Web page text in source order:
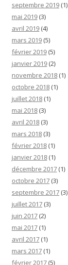
septembre 2019 (1)
mai 2019 (3)
avril 2019 (4)
mars 2019 (5)
février 2019 (5)
janvier 2019 (2)
novembre 2018 (1)
octobre 2018 (1)
juillet 2018 (1)
mai 2018 (3)
avril 2018 (3)
mars 2018 (3)
février 2018 (1)
janvier 2018 (1)
décembre 2017 (1)
octobre 2017 (3)
septembre 2017 (3)
juillet 2017 (3)
juin 2017 (2)
mai 2017 (1)
avril 2017 (1)
mars 2017 (1)
février 2017 (5)